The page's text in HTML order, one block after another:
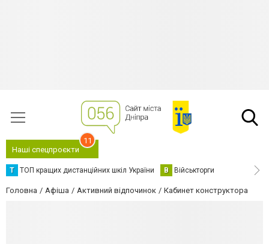
Наші спецпроєкти
11
Т ТОП кращих дистанційних шкіл України В Військторги
Головна Афіша Активний відпочинок Кабинет конструктора